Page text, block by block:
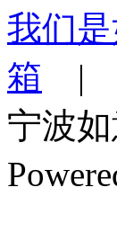
我们
箱 |
宁波